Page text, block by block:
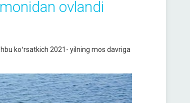
ovlandi
koʻrsatkich 2021- yilning mos davriga